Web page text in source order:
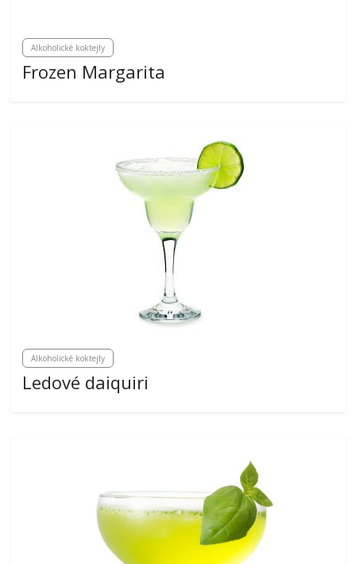
Alkoholické koktejly
Frozen Margarita
Alkoholické koktejly
Ledové daiquiri